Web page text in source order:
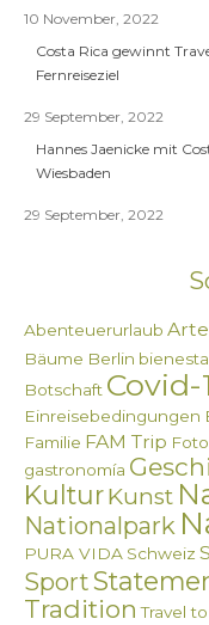
10 November, 2022
Costa Rica gewinnt
Fernreiseziel
29 September, 2022
Hannes Jaenicke mit
Wiesbaden
29 September, 2022
Abenteuerurlaub
Bäume Berlin
Botschaft Covid-
Einreisebedingungen
Familie FAM Trip
gastronomía
KulturKunst
Nationalpark
PURA VIDA Schweiz
Sport
Tradition Travel